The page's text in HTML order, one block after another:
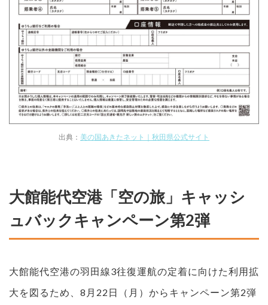
出典： 美の国あきたネット｜秋田県公式サイト
大館能代空港「空の旅」キャッシ
ュバックキャンペーン第2弾
大館能代空港の羽田線3往復運航の定着に向けた利用拡
大を図るため、8月22日（月）からキャンペーン第2弾